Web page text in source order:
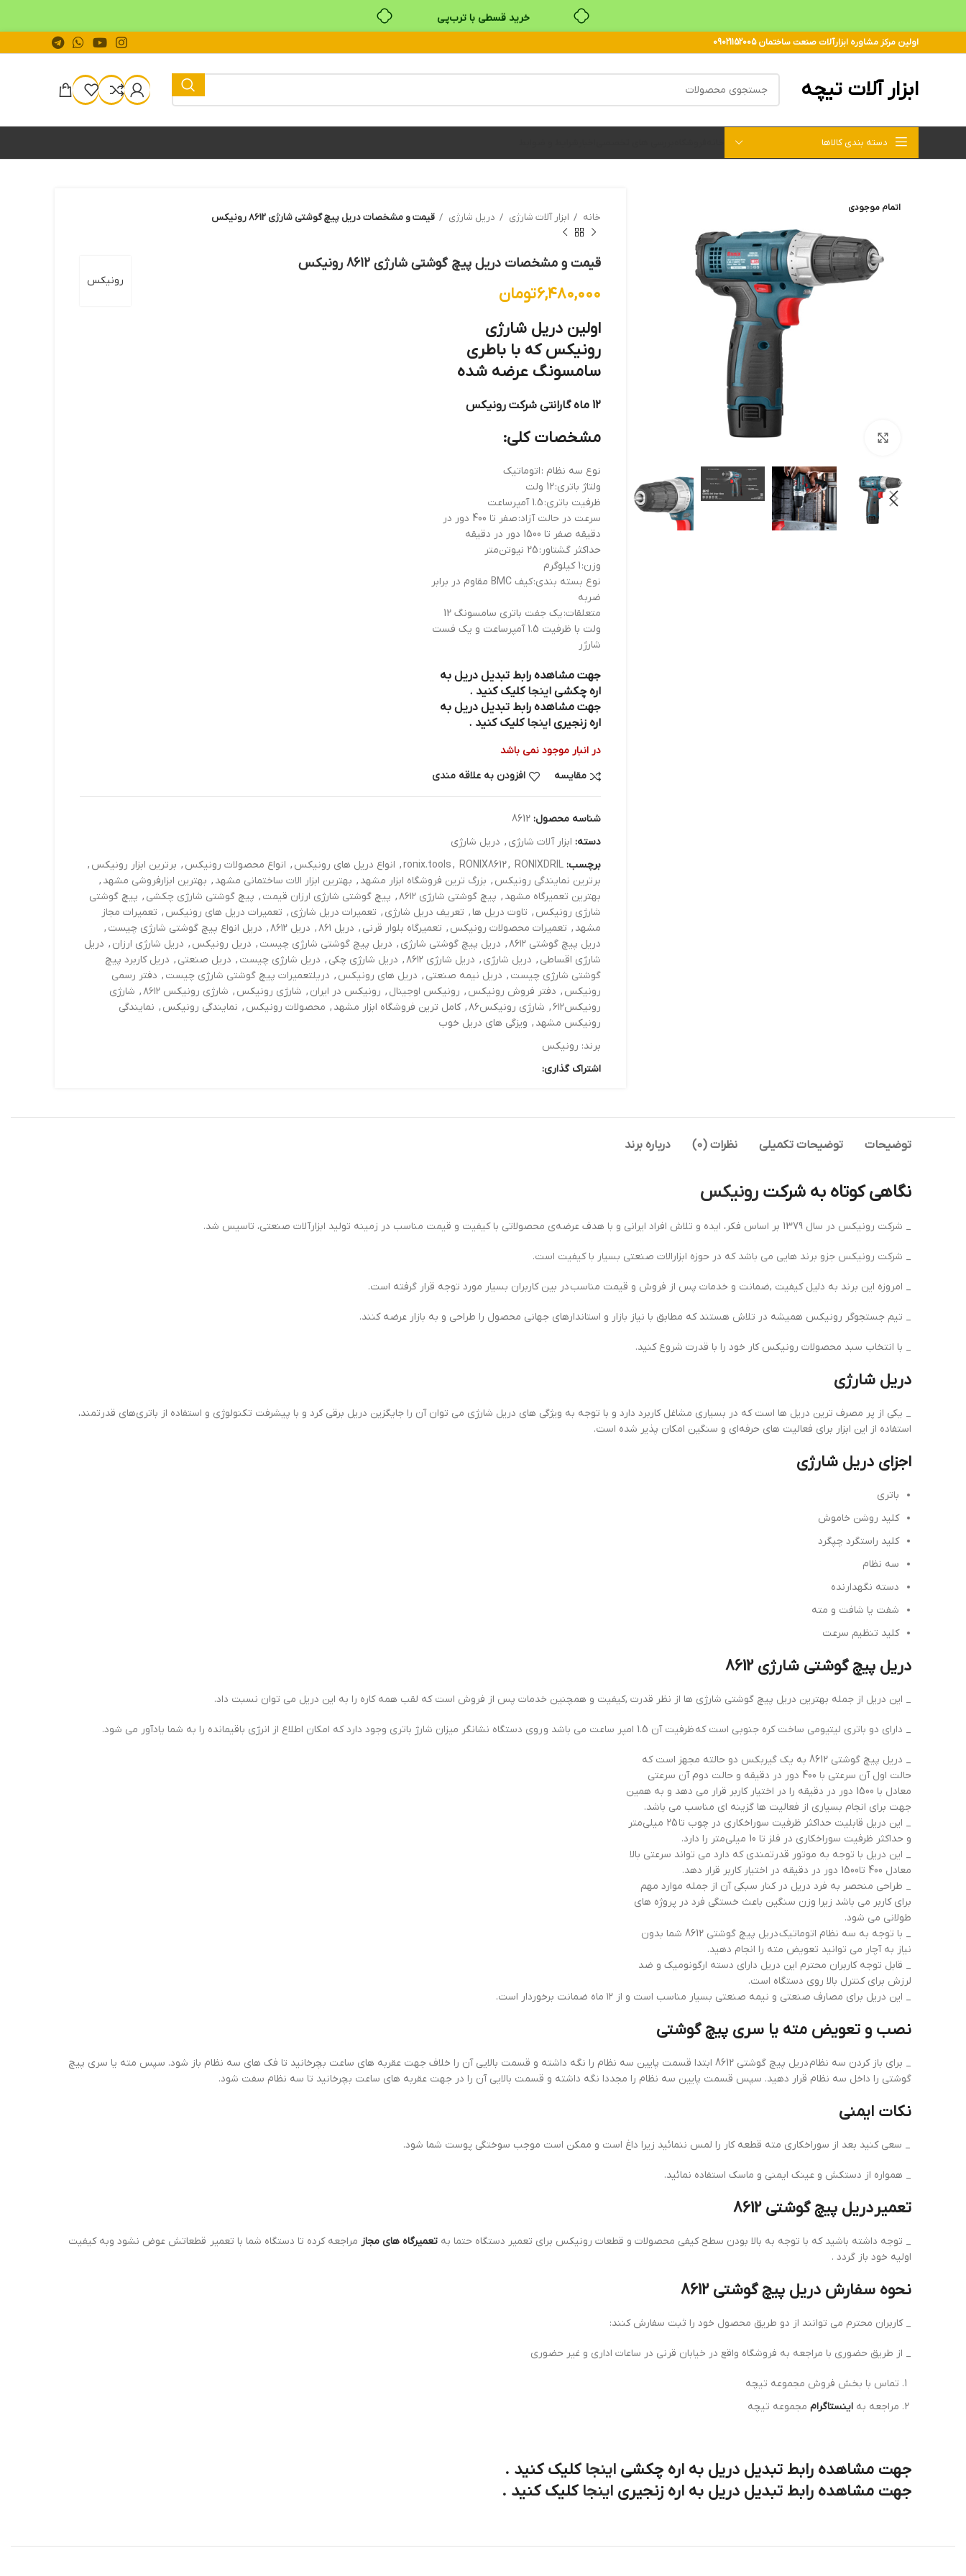
خرید قسطی با ترب‌پی
اولین مرکز مشاوره ابزارآلات صنعت ساختمان 09021152005
ابزار آلات تیچه
دسته بندی کالاها
اتمام موجودی
خانه ابزار آلات شارژي دريل شارژي قیمت و مشخصات دریل پیچ گوشتی شارژی 8612 رونیکس
رونيكس
قیمت و مشخصات دریل پیچ گوشتی شارژی 8612 رونیکس
۶,۴۸۰,۰۰۰تومان
اولین دریل شارژی
رونیکس که با باطری
سامسونگ عرضه شده
12 ماه گارانتی شرکت رونیکس
مشخصات کلی:
نوع سه نظام :اتوماتیک
ولتاژ باتری:12 ولت
ظرفیت باتری:1.5 آمپرساعت
سرعت در حالت آزاد:
صفر تا 400 دور در
دقیقه صفر تا 1500 دور در دقیقه
حداکثر گشتاور:25 نیوتن‌متر
وزن:1 کیلوگرم
نوع بسته ‌بندی:
کیف BMC مقاوم در برابر
ضربه
متعلقات:
یک جفت باتری سامسونگ 12
ولت با ظرفیت 1.5 آمپرساعت و یک فست
شارژر
جهت مشاهده رابط تبدیل دریل به
اره چکشیاینجا کلیک کنید .
جهت مشاهده رابط تبدیل دریل به
اره زنجیریاینجا کلیک کنید .
در انبار موجود نمی باشد
مقایسه
افزودن به علاقه مندی
شناسه محصول:8612
دسته: ابزار آلات شارژي , دريل شارژي
برچسب:
ronix.tools, RONIX8612, RONIXDRIL
, انواع دریل های رونیکس , انواع محصولات رونیکس , برترین ابزار رونیکس ,
برترین نمایندگی رونیکس , بزرگ ترین فروشگاه ابزار مشهد , بهترین ابزار الات ساختمانی مشهد , بهترین ابزارفروشی مشهد ,
بهترین تعمیرگاه مشهد , پیچ گوشتی شارژی ۸۶۱۲ , پیچ گوشتی شارژی ارزان قیمت , پیچ گوشتی شارژی چکشی , پیچ گوشتی
شارژی رونیکس , تاوت دریل ها , تعریف دریل شارژي , تعمیرات دریل شارژي , تعمیرات دریل های رونیکس , تعمیرات مجاز
مشهد , تعمیرات محصولات رونیکس , تعمیرگاه بلوار قرنی , دریل ۸۶۱ , دریل ۸۶۱۲ , دریل انواع پیچ گوشتی شارژی چیست ,
دریل پیچ گوشتی ۸۶۱۲
, دریل پیچ گوشتی شارژی , دریل پیچ گوشتی شارژی چیست , دریل رونیکس , دریل شارژي ارزان , دریل
شارژي اقساطی , دریل شارژی , دریل شارژی ۸۶۱۲ , دریل شارژی چکی , دریل شارژی چیست , دریل صنعتی , دریل کاربرد پیچ
گوشتی شارژی چیست , دریل نیمه صنعتی , دریل های رونیکس , دریلتعمیرات پیچ گوشتی شارژی چیست , دفتر رسمی
رونیکس , دفتر فروش رونیکس , رونیکس اوجینال , رونیکس در ایران , شارژی رونیکس , شارژی رونیکس ۸۶۱۲ , شارژی
رونیکس۶۱۲
, شارژی رونیکس۸۶ , کامل ترین فروشگاه ابزار مشهد , محصولات رونیکس , نمایندگی رونیکس , نمایندگی
رونیکس مشهد , ویزگی های دریل خوب
برند: رونیکس
اشتراک گذاری:
توضیحات توضیحات تکمیلی نظرات (0) درباره برند
نگاهی کوتاه به شرکت رونیکس
_ شرکت رونیکس در سال 1379 بر اساس فکر، ایده و تلاش افراد ایرانی و با هدف عرضه‌ی محصولاتی با کیفیت و قیمت مناسب در زمینه تولید ابزارآلات صنعتی، تاسیس شد.
_ شرکت رونیکس جزو برند هایی می باشد که در حوزه ابزارالات صنعتی بسیار با کیفیت است.
_ امروزه این برند به دلیل کیفیت ,ضمانت و خدمات پس از فروش و قیمت مناسب در بین کاربران بسیار مورد توجه قرار گرفته است.
_ تیم جستجوگر رونیکس همیشه در تلاش هستند که مطابق با نیاز بازار و استاندارهای جهانی محصول را طراحی و به بازار عرضه کنند.
_ با انتخاب سبد محصولات رونیکس کار خود را با قدرت شروع کنید.
دریل شارژی
_ یکی از پر مصرف ترین دریل ها است که در بسیاری مشاغل کاربرد دارد و با توجه به ویژگی های دریل شارژي می توان آن را جایگزین دریل برقی کرد و با پیشرفت تکنولوژی و استفاده از باتری‌های قدرتمند،
استفاده از این ابزار برای فعالیت های حرفه‌ای و سنگین امکان پذیر شده است.
اجزای دریل شارژی
باتری
کلید روشن خاموش
کلید راستگرد چپگرد
سه نظام
دسته نگهدارنده
شفت یا شافت و مته
کلید تنظیم سرعت
دریل پیچ گوشتی شارژی 8612
_ این دریل از جمله بهترین دریل پیچ گوشتی شارژی ها از نظر قدرت ,کیفیت و همچنین خدمات پس از فروش است که لقب همه کاره را به این دریل می توان نسبت داد.
_ دارای دو باتری لیتیومی ساخت کره جنوبی است که ظرفیت آن 1.5 امپر ساعت می باشد و روی دستگاه نشانگر میزان شارژ باتری وجود دارد که امکان اطلاع از انرژی باقیمانده را به شما یادآور می شود.
_ دریل پیچ گوشتی 8612 به یک گیربکس دو حالته مجهز است که
حالت اول آن سرعتی با 400 دور در دقیقه و حالت دوم آن سرعتی
معادل با 1500 دور در دقیقه را در اختیار کاربر قرار می دهد و به همین
جهت برای انجام بسیاری از فعالیت ها گزینه ای مناسب می باشد.
_ این دریل قابلیت حداکثر ظرفیت سوراخکاری در چوب تا
25 میلی‌متر
و حداکثر ظرفیت سوراخکاری در فلز تا 10 میلی‌متر را دارد.
_ این دریل با توجه به موتور قدرتمندی که دارد می تواند سرعتی بالا
معادل 400 تا1500 دور در دقیقه در اختیار کاربر قرار دهد.
_ طراحی منحصر به فرد دریل در کنار سبکی آن از جمله موارد مهم
برای کاربر می باشد زیرا وزن سنگین باعث خستگی فرد در پروژه های
طولانی می شود.
_ با توجه به سه نظام اتوماتیک دریل پیچ گوشتی 8612 شما بدون
نیاز به آچار می توانید تعویض مته را انجام دهید.
_ قابل توجه کاربران محترم این دریل دارای دسته ارگونومیک و ضد
لرزش برای کنترل بالا روی دستگاه است.
_ این دریل برای مصارف صنعتی و نیمه صنعتی بسیار مناسب است و از ۱۲ ماه ضمانت برخوردار است.
نصب و تعویض مته یا سری پیچ گوشتی
_ برای باز کردن سه نظام دریل پیچ گوشتی 8612 ابتدا قسمت پایین سه نظام را نگه داشته و قسمت بالایی آن را خلاف جهت عقربه های ساعت بچرخانید تا فک های سه نظام باز شود. سپس مته یا سری پیچ
گوشتی را داخل سه نظام قرار دهید. سپس قسمت پایین سه نظام را مجددا نگه داشته و قسمت بالایی آن را در جهت عقربه های ساعت بچرخانید تا سه نظام سفت شود.
نکات ایمنی
_ سعی کنید بعد از سوراخکاری مته قطعه کار را لمس ننمائید زیرا داغ است و ممکن است موجب سوختگی پوست شما شود.
_ همواره از دستکش و عینک ایمنی و ماسک استفاده نمائید.
تعمیر دریل پیچ گوشتی 8612
_ توجه داشته باشید که با توجه به بالا بودن سطح کیفی محصولات و قطعات رونیکس برای تعمیر دستگاه حتما به تعمیرگاه های مجاز مراجعه کرده تا دستگاه شما با تعمیر قطعاتش عوض نشود وبه کیفیت
اولیه خود باز گردد .
نحوه سفارش دریل پیچ گوشتی 8612
_ کاربران محترم می توانند از دو طریق محصول خود را ثبت سفارش کنند:
_ از طریق حضوری با مراجعه به فروشگاه واقع در خیابان قرنی در ساعات اداری و غیر حضوری
تماس با بخش فروش مجموعه تیچه
مراجعه به اینستاگرام مجموعه تیچه
جهت مشاهده رابط تبدیل دریل به اره چکشی اینجا کلیک کنید .
جهت مشاهده رابط تبدیل دریل به اره زنجیری اینجا کلیک کنید .